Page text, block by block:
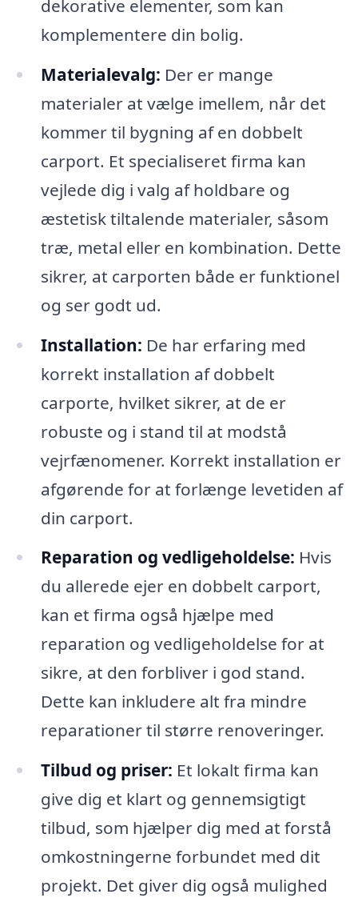
dekorative elementer, som kan
komplementere din bolig.
Materialevalg: Der er mange
materialer at vælge imellem, når det
kommer til bygning af en dobbelt
carport. Et specialiseret firma kan
vejlede dig i valg af holdbare og
æstetisk tiltalende materialer, såsom
træ, metal eller en kombination. Dette
sikrer, at carporten både er funktionel
og ser godt ud.
Installation: De har erfaring med
korrekt installation af dobbelt
carporte, hvilket sikrer, at de er
robuste og i stand til at modstå
vejrfænomener. Korrekt installation er
afgørende for at forlænge levetiden af
din carport.
Reparation og vedligeholdelse: Hvis
du allerede ejer en dobbelt carport,
kan et firma også hjælpe med
reparation og vedligeholdelse for at
sikre, at den forbliver i god stand.
Dette kan inkludere alt fra mindre
reparationer til større renoveringer.
Tilbud og priser: Et lokalt firma kan
give dig et klart og gennemsigtigt
tilbud, som hjælper dig med at forstå
omkostningerne forbundet med dit
projekt. Det giver dig også mulighed